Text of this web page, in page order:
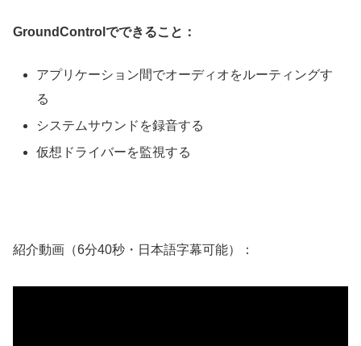
GroundControlでできること：
アプリケーション間でオーディオをルーティングす
る
システムサウンドを録音する
仮想ドライバーを監視する
紹介動画（6分40秒・日本語字幕可能）：